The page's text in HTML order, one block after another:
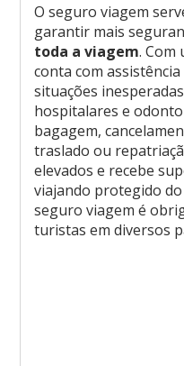
O seguro viagem
garantir mais
toda a viagem. Com
conta com
situações
hospitalares e
bagagem,
traslado ou
elevados e recebe
viajando protegido
seguro viagem é
turistas em diversos